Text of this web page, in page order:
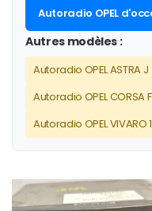
Autoradio OPEL
Autres modèles :
Autoradio OPEL ASTRA J
Autoradio OPEL CORSA F
Autoradio OPEL VIVARO 1